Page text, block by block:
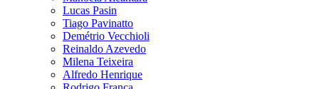
Lucas Pasin
Tiago Pavinatto
Demétrio Vecchioli
Reinaldo Azevedo
Milena Teixeira
Alfredo Henrique